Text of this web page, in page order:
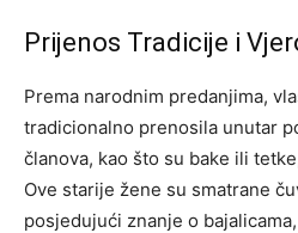
Prijenos Tradicije i
Prema narodnim predanjima,
tradicionalno prenosila unutar
članova, kao što su bake ili
Ove starije žene su smatrane
posjedujući znanje o